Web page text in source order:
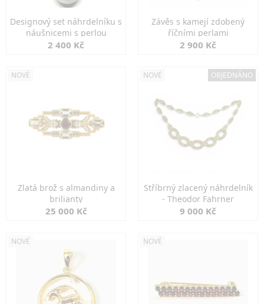
Designový set náhrdelníku s
náušnicemi s perlou
2 400 Kč
Závěs s kamejí zdobený
říčními perlami
2 900 Kč
NOVÉ
Zlatá brož s almandiny a
brilianty
25 000 Kč
NOVÉ OBJEDNÁNO
Stříbrný zlacený náhrdelník
- Theodor Fahrner
9 000 Kč
NOVÉ NOVÉ